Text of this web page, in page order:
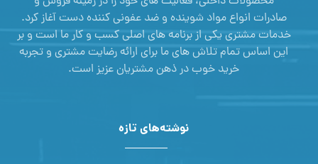
صادرات انواع مواد شوینده و ضد عفونی کننده دست آغاز کرد.
خدمات مشتری یکی از برنامه های اصلی کسب و کار ما است و بر
این اساس تمام تلاش های ما برای ارائه رضایت مشتری و تجربه
خرید خوب در ذهن مشتریان عزیز است.
نوشته‌های تازه